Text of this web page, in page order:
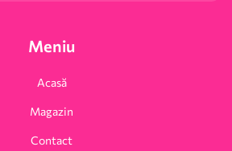
Meniu
Acasă
Magazin
Contact